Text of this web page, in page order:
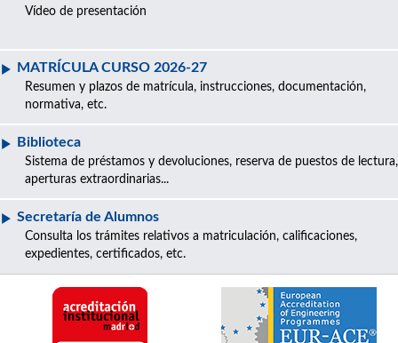
Vídeo de presentación
MATRÍCULA CURSO 2026-27
Resumen y plazos de matrícula, instrucciones, documentación,
normativa, etc.
Biblioteca
Sistema de préstamos y devoluciones, reserva de puestos de lectura,
aperturas extraordinarias...
Secretaría de Alumnos
Consulta los trámites relativos a matriculación, calificaciones,
expedientes, certificados, etc.